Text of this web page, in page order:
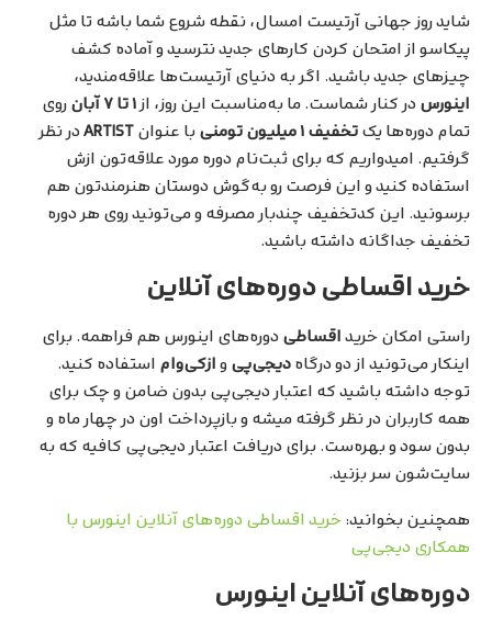
شاید روز جهانی آرتیست امسال، نقطه شروع شما باشه تا مثل
پیکاسو از امتحان کردن کارهای جدید نترسید و آماده کشف
چیزهای جدید باشید. اگر به دنیای آرتیست‌ها علاقه‌مندید،
اینورس در کنار شماست. ما به‌مناسبت این روز، از۱ تا ۷ آبان
روی
تمام دوره‌ها یکتخفیف ۱ میلیون تومنی با عنوانARTISTدر نظر
گرفتیم. امیدواریم که برای ثبت‌نام دوره مورد علاقه‌تون ازش
استفاده کنید و این فرصت رو به‌گوش دوستان هنرمندتون هم
برسونید. این کدتخفیف چندبار مصرفه و می‌تونید روی هر دوره
تخفیف جداگانه داشته باشید.
خرید اقساطی دوره‌های آنلاین
راستی امکان خریداقساطی دوره‌های اینورس هم فراهمه. برای
اینکار می‌تونید از دو درگاهدیجی‌پیوازکی‌وام استفاده کنید.
توجه داشته باشید که اعتبار دیجی‌پی بدون ضامن و چک برای
همه کاربران در نظر گرفته میشه و بازپرداخت اون در چهار ماه و
بدون سود و بهره‌ست. برای دریافت اعتبار دیجی‌پی کافیه که به
سایت‌شون سر بزنید.
همچنین بخوانید:خرید اقساطی دوره‌های آنلاین اینورس با
همکاری دیجی‌پی
دوره‌های آنلاین اینورس